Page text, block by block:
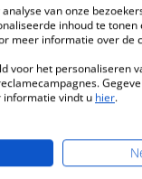
219 x
(lengte 15 mm)
van onze
inhoud te tonen
meer informatie over de
voor het personaliseren
informatie vindt u hier.